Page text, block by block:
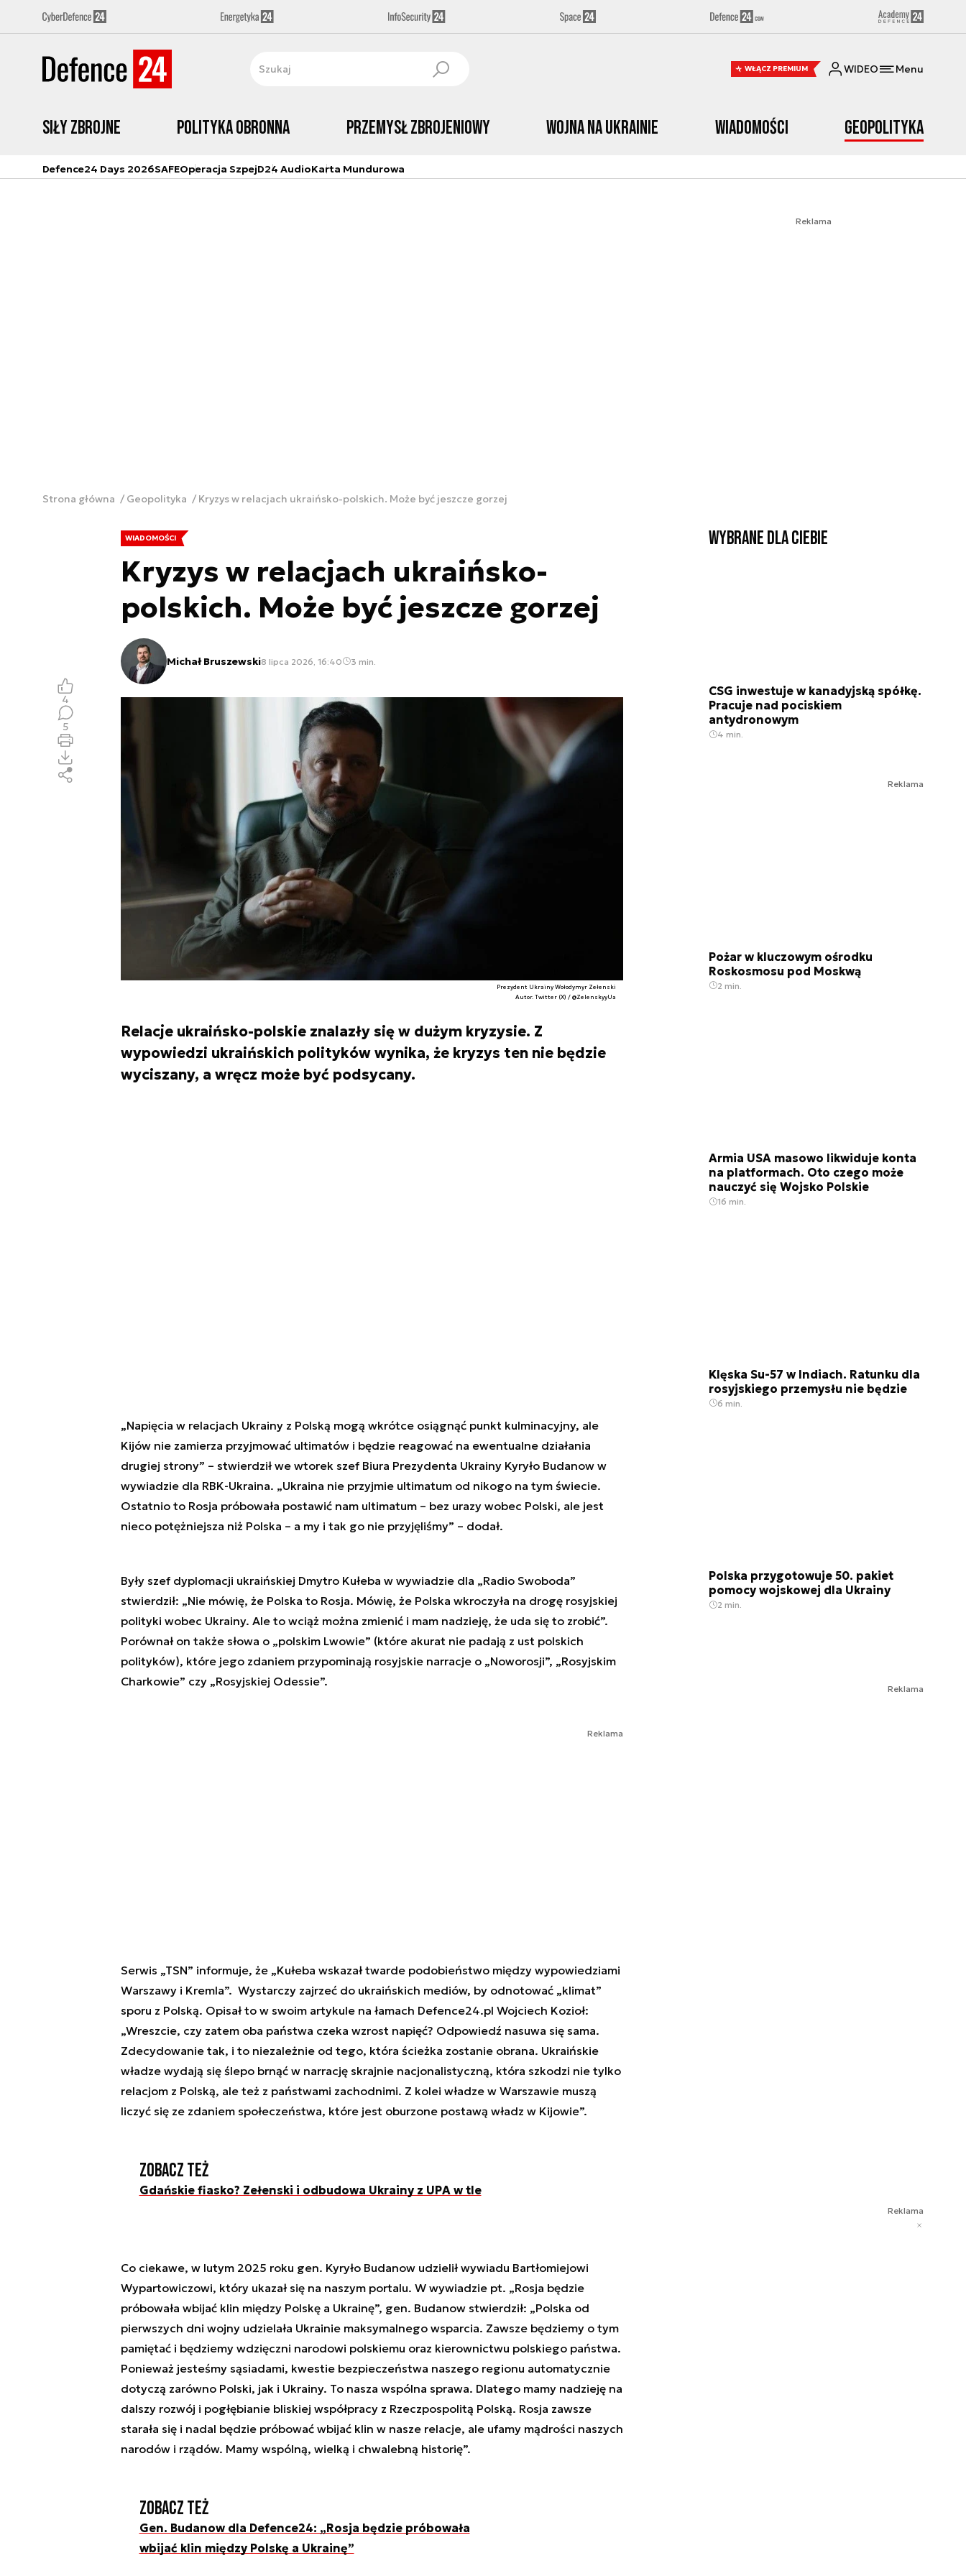
WŁĄCZ PREMIUM WIDEO Menu
Siły zbrojne Polityka obronna Przemysł Zbrojeniowy Wojna na Ukrainie Wiadomości Geopolityka
Defence24 Days 2026SAFEOperacja SzpejD24 AudioKarta Mundurowa
Reklama
Strona główna Geopolityka Kryzys w relacjach ukraińsko-polskich. Może być jeszcze gorzej
WIADOMOŚCI
Kryzys w relacjach ukraińsko-
polskich. Może być jeszcze gorzej
Michał Bruszewski8 lipca 2026, 16:40 3 min.
Prezydent Ukrainy Wołodymyr Zełenski
Autor. Twitter (X) / @ZelenskyyUa
Relacje ukraińsko-polskie znalazły się w dużym kryzysie. Z
wypowiedzi ukraińskich polityków wynika, że kryzys ten nie będzie
wyciszany, a wręcz może być podsycany.
4
5
„Napięcia w relacjach Ukrainy z Polską mogą wkrótce osiągnąć punkt kulminacyjny, ale
Kijów nie zamierza przyjmować ultimatów i będzie reagować na ewentualne działania
drugiej strony” – stwierdził we wtorek szef Biura Prezydenta Ukrainy Kyryło Budanow w
wywiadzie dla RBK-Ukraina. „Ukraina nie przyjmie ultimatum od nikogo na tym świecie.
Ostatnio to Rosja próbowała postawić nam ultimatum – bez urazy wobec Polski, ale jest
nieco potężniejsza niż Polska – a my i tak go nie przyjęliśmy” – dodał.
Były szef dyplomacji ukraińskiej Dmytro Kułeba w wywiadzie dla „Radio Swoboda”
stwierdził: „Nie mówię, że Polska to Rosja. Mówię, że Polska wkroczyła na drogę rosyjskiej
polityki wobec Ukrainy. Ale to wciąż można zmienić i mam nadzieję, że uda się to zrobić”.
Porównał on także słowa o „polskim Lwowie” (które akurat nie padają z ust polskich
polityków), które jego zdaniem przypominają rosyjskie narracje o „Noworosji”, „Rosyjskim
Charkowie” czy „Rosyjskiej Odessie”.
Reklama
Serwis „TSN” informuje, że „Kułeba wskazał twarde podobieństwo między wypowiedziami
Warszawy i Kremla”. Wystarczy zajrzeć do ukraińskich mediów, by odnotować „klimat”
sporu z Polską. Opisał to w swoim artykule na łamach Defence24.pl Wojciech Kozioł:
„Wreszcie, czy zatem oba państwa czeka wzrost napięć? Odpowiedź nasuwa się sama.
Zdecydowanie tak, i to niezależnie od tego, która ścieżka zostanie obrana. Ukraińskie
władze wydają się ślepo brnąć w narrację skrajnie nacjonalistyczną, która szkodzi nie tylko
relacjom z Polską, ale też z państwami zachodnimi. Z kolei władze w Warszawie muszą
liczyć się ze zdaniem społeczeństwa, które jest oburzone postawą władz w Kijowie”.
Zobacz też
Gdańskie fiasko? Zełenski i odbudowa Ukrainy z UPA w tle
Co ciekawe, w lutym 2025 roku gen. Kyryło Budanow udzielił wywiadu Bartłomiejowi
Wypartowiczowi, który ukazał się na naszym portalu. W wywiadzie pt. „Rosja będzie
próbowała wbijać klin między Polskę a Ukrainę”, gen. Budanow stwierdził: „Polska od
pierwszych dni wojny udzielała Ukrainie maksymalnego wsparcia. Zawsze będziemy o tym
pamiętać i będziemy wdzięczni narodowi polskiemu oraz kierownictwu polskiego państwa.
Ponieważ jesteśmy sąsiadami, kwestie bezpieczeństwa naszego regionu automatycznie
dotyczą zarówno Polski, jak i Ukrainy. To nasza wspólna sprawa. Dlatego mamy nadzieję na
dalszy rozwój i pogłębianie bliskiej współpracy z Rzeczpospolitą Polską. Rosja zawsze
starała się i nadal będzie próbować wbijać klin w nasze relacje, ale ufamy mądrości naszych
narodów i rządów. Mamy wspólną, wielką i chwalebną historię”.
Zobacz też
Gen. Budanow dla Defence24: „Rosja będzie próbowała
wbijać klin między Polskę a Ukrainę”
Wybrane dla Ciebie
CSG inwestuje w kanadyjską spółkę.
Pracuje nad pociskiem
antydronowym
4 min.
Reklama
Pożar w kluczowym ośrodku
Roskosmosu pod Moskwą
2 min.
Armia USA masowo likwiduje konta
na platformach. Oto czego może
nauczyć się Wojsko Polskie
16 min.
Klęska Su-57 w Indiach. Ratunku dla
rosyjskiego przemysłu nie będzie
6 min.
Polska przygotowuje 50. pakiet
pomocy wojskowej dla Ukrainy
2 min.
Reklama
Reklama